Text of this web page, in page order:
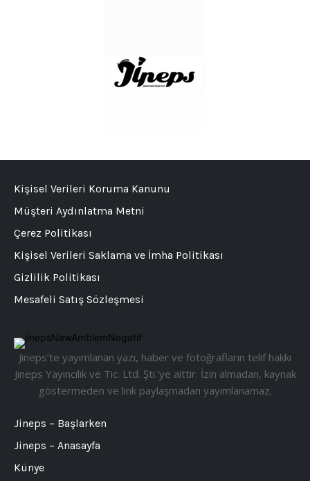
Jineps’te yayımlanan yazı, haber ve fotoğrafların telif hakkı
Jineps Yayıncılık ve Tic. Ltd. Şti.’ye aittir. İzin almadan, kaynak
göstermeden ve link paylaşmadan yayımlanamaz.
Jineps – Başlarken
Jineps – Anasayfa
Künye
Kişisel Verileri Koruma Kanunu
Müşteri Aydınlatma Metni
Çerez Politikası
Kişisel Verileri Saklama ve İmha Politikası
Gizlilik Politikası
Mesafeli Satış Sözleşmesi